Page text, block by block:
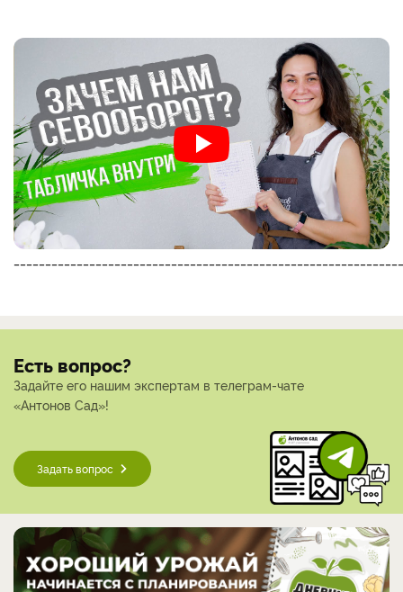
Есть вопрос?
Задайте его нашим экспертам в телеграм-чате
«Антонов Сад»!
Задать вопрос